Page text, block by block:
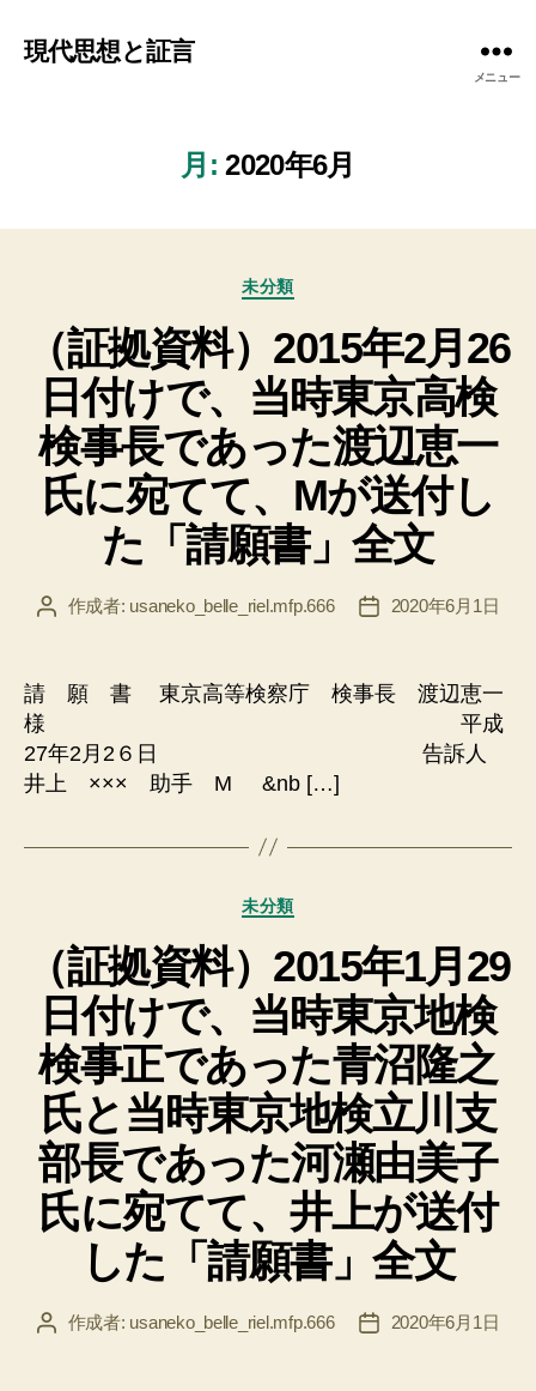
現代思想と証言
メニュー
月: 2020年6月
カ
ゴ
リ
ー
未分類
（証拠資料）2015年2月26
日付けで、当時東京高検
検事長であった渡辺恵一
氏に宛てて、Mが送付し
た「請願書」全文
投 作成者: usaneko_belle_riel.mfp.666
投
2020年6月1日
請 願 書 東京高等検察庁 検事長 渡辺恵一
様 平成
27年2月2６日 告訴人
井上 ××× 助手 M &nb […]
カ
ゴ
リ
ー
未分類
（証拠資料）2015年1月29
日付けで、当時東京地検
検事正であった青沼隆之
氏と当時東京地検立川支
部長であった河瀬由美子
氏に宛てて、井上が送付
した「請願書」全文
投 作成者: usaneko_belle_riel.mfp.666
投
2020年6月1日